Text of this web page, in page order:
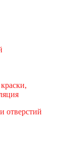
отверстий